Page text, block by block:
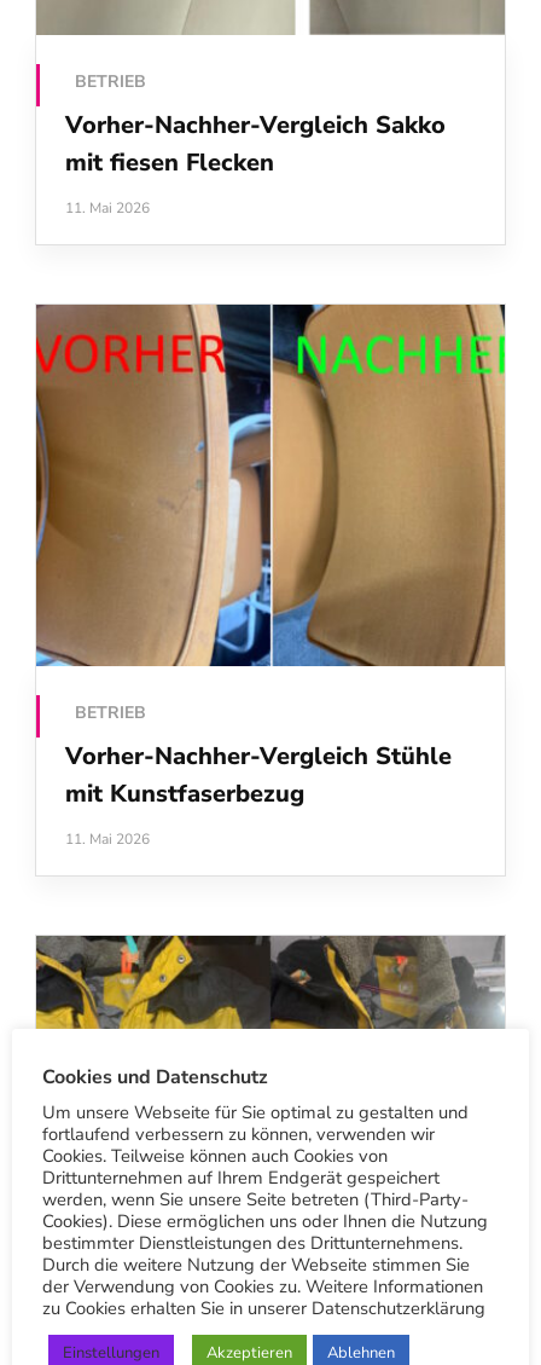
BETRIEB
Vorher-Nachher-Vergleich Sakko
mit fiesen Flecken
11. Mai 2026
BETRIEB
Vorher-Nachher-Vergleich Stühle
mit Kunstfaserbezug
11. Mai 2026
BETRIEB
Cookies und Datenschutz
Um unsere Webseite für Sie optimal zu gestalten und
fortlaufend verbessern zu können, verwenden wir
Cookies. Teilweise können auch Cookies von
Drittunternehmen auf Ihrem Endgerät gespeichert
werden, wenn Sie unsere Seite betreten (Third-Party-
Cookies). Diese ermöglichen uns oder Ihnen die Nutzung
bestimmter Dienstleistungen des Drittunternehmens.
Durch die weitere Nutzung der Webseite stimmen Sie
der Verwendung von Cookies zu. Weitere Informationen
zu Cookies erhalten Sie in unserer Datenschutzerklärung
Einstellungen Akzeptieren Ablehnen